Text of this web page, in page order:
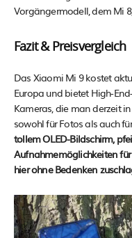
Vorgängermodell, dem Mi
Fazit & Preisvergleich
Das Xiaomi Mi 9 kostet
Europa und bietet High-
Kameras, die man derzeit
sowohl für Fotos als auch
tollem OLED-Bildschirm,
Aufnahmemöglichkeiten
hier ohne Bedenken